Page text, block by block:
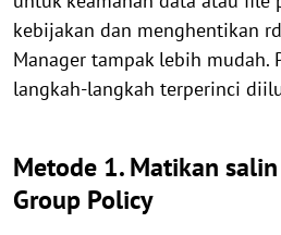
kebijakan dan menghentikan
Manager tampak lebih mudah.
langkah-langkah terperinci
Metode 1. Matikan
Group Policy